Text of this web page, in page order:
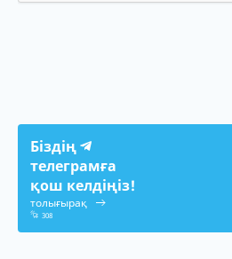
Біздің
телеграмға
қош келдіңіз!
толығырақ
308